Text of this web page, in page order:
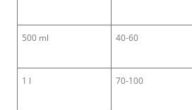
500 ml 40-60
1 l 70-100